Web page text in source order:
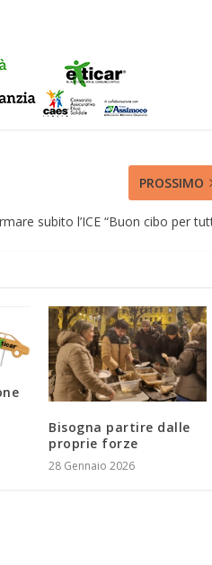
PROSSIMO
subito l’ICE “Buon cibo per
Bisogna partire dalle
proprie forze
28 Gennaio 2026